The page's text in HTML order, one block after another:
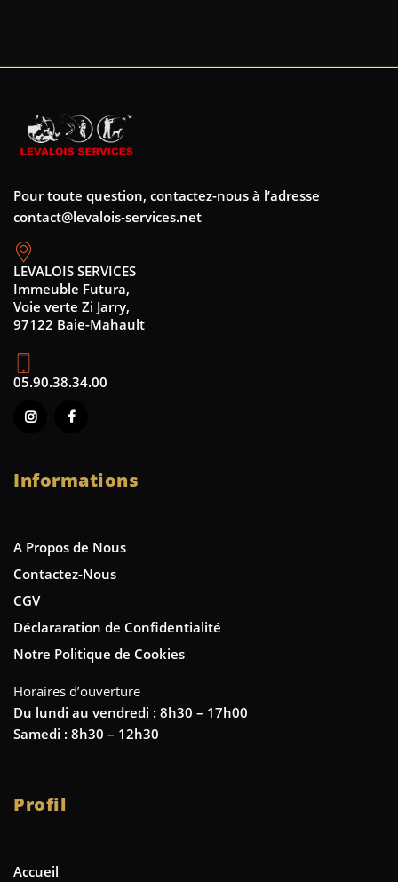
Pour toute question, contactez-nous à l’adresse
contact@levalois-services.net
LEVALOIS SERVICES
Immeuble Futura,
Voie verte Zi Jarry,
97122 Baie-Mahault
05.90.38.34.00
Informations
A Propos de Nous
Contactez-Nous
CGV
Déclararation de Confidentialité
Notre Politique de Cookies
Horaires d’ouverture
Du lundi au vendredi : 8h30 – 17h00
Samedi : 8h30 – 12h30
Profil
Accueil